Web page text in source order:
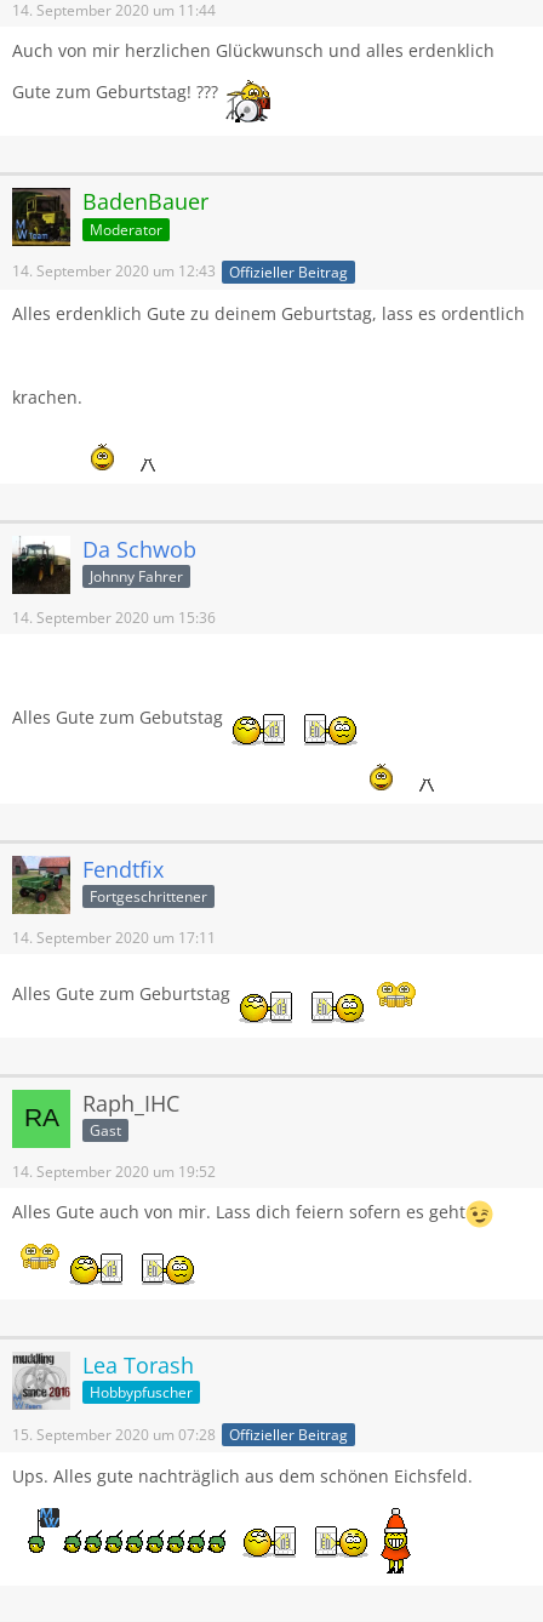
14. September 2020 um 11:44
Auch von mir herzlichen Glückwunsch und alles erdenklich
Gute zum Geburtstag! ???
BadenBauer
Moderator
14. September 2020 um 12:43 Offizieller Beitrag
Alles erdenklich Gute zu deinem Geburtstag, lass es ordentlich
krachen.
Da Schwob
Johnny Fahrer
14. September 2020 um 15:36
Alles Gute zum Gebutstag
Fendtfix
Fortgeschrittener
14. September 2020 um 17:11
Alles Gute zum Geburtstag
Raph_IHC
Gast
14. September 2020 um 19:52
Alles Gute auch von mir. Lass dich feiern sofern es geht
Lea Torash
Hobbypfuscher
15. September 2020 um 07:28 Offizieller Beitrag
Ups. Alles gute nachträglich aus dem schönen Eichsfeld.